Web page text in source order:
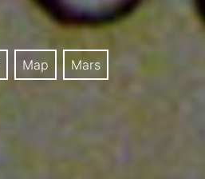
Map Mars